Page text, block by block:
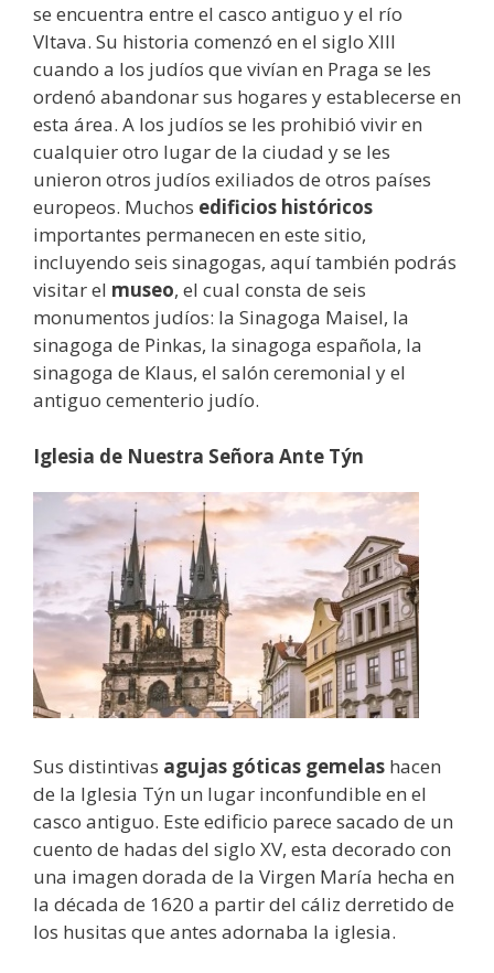
se encuentra entre el casco antiguo y el río
Vltava. Su historia comenzó en el siglo XIII
cuando a los judíos que vivían en Praga se les
ordenó abandonar sus hogares y establecerse en
esta área. A los judíos se les prohibió vivir en
cualquier otro lugar de la ciudad y se les
unieron otros judíos exiliados de otros países
europeos. Muchos edificios históricos
importantes permanecen en este sitio,
incluyendo seis sinagogas, aquí también podrás
visitar el museo, el cual consta de seis
monumentos judíos: la Sinagoga Maisel, la
sinagoga de Pinkas, la sinagoga española, la
sinagoga de Klaus, el salón ceremonial y el
antiguo cementerio judío.
Iglesia de Nuestra Señora Ante Týn
Sus distintivas agujas góticas gemelas hacen
de la Iglesia Týn un lugar inconfundible en el
casco antiguo. Este edificio parece sacado de un
cuento de hadas del siglo XV, esta decorado con
una imagen dorada de la Virgen María hecha en
la década de 1620 a partir del cáliz derretido de
los husitas que antes adornaba la iglesia.